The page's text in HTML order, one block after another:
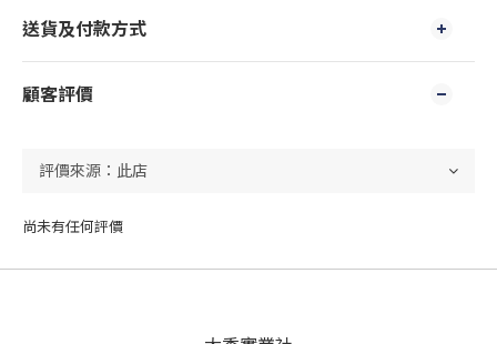
送貨及付款方式
顧客評價
尚未有任何評價